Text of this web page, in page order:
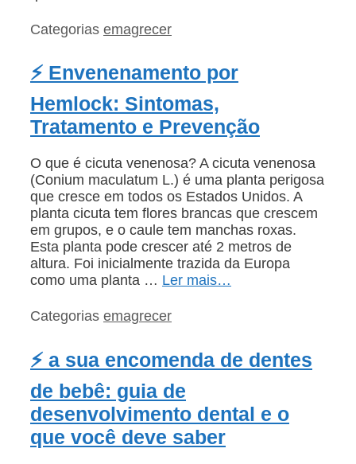
Categorias emagrecer
⚡ Envenenamento por
Hemlock: Sintomas,
Tratamento e Prevenção
O que é cicuta venenosa? A cicuta venenosa
(Conium maculatum L.) é uma planta perigosa
que cresce em todos os Estados Unidos. A
planta cicuta tem flores brancas que crescem
em grupos, e o caule tem manchas roxas.
Esta planta pode crescer até 2 metros de
altura. Foi inicialmente trazida da Europa
como uma planta … Ler mais…
Categorias emagrecer
⚡ a sua encomenda de dentes
de bebê: guia de
desenvolvimento dental e o
que você deve saber